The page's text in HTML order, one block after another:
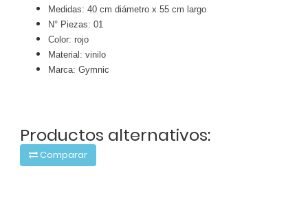
Medidas: 40 cm diámetro x 55 cm largo
N° Piezas: 01
Color: rojo
Material: vinilo
Marca: Gymnic
Productos alternativos:
Comparar